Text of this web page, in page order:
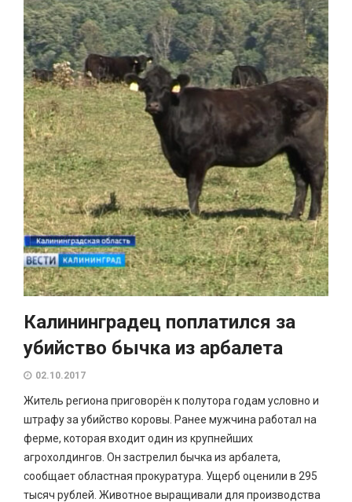
Калининградец поплатился за
убийство бычка из арбалета
02.10.2017
Житель региона приговорён к полутора годам условно и
штрафу за убийство коровы. Ранее мужчина работал на
ферме, которая входит один из крупнейших
агрохолдингов. Он застрелил бычка из арбалета,
сообщает областная прокуратура. Ущерб оценили в 295
тысяч рублей. Животное выращивали для производства